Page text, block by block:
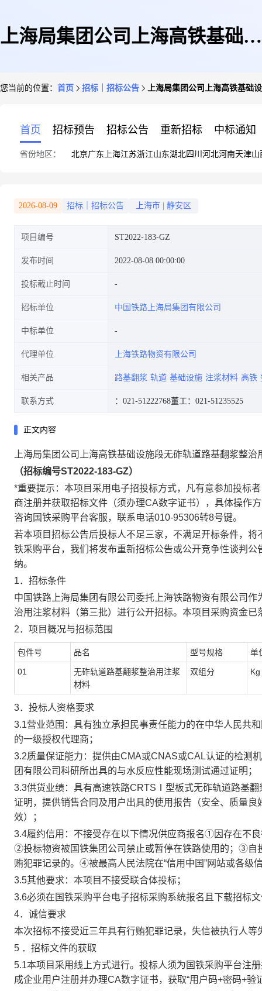
上海局集团公司上海高铁基础设
您当前的位置： 首页 招标｜招标公告 上海局集团公司上海高铁基础
首页 招标预告 招标公告 重新招标 中标通知
省份地区： 北京广东 上海江苏浙江山东湖北四川 河北河南天津山
2026-08-09 招标｜招标公告 上海市 静安区
项目编号 ST2022-183-GZ
发布时间 2022-08-08 00:00:00
投标截止时间
招标单位 中国铁路上海局集团有限公司
中标单位
代理单位 上海铁路物资有限公司
相关产品 路基翻浆 轨道 基础设施 注浆材料 高铁
联系方式 ：021-51222768董工：021-51235525
正文内容
上海局集团公司上海高铁基础设施段无砟轨道路基翻浆整
（招标编号ST2022-183-GZ）
*重要提示：本项目采用电子招投标方式，凡有意参加投标
商注册并获取招标文件 （须办理CA数字证书），具体操作
咨询国铁采购平台客服，联系电话010-95306转8号键。
若本项目招标公告后投标人不足三家，不满足开标条件，
铁采购平台，我们将发布重新招标公告或公开竞争性谈判公
纳。
1．招标条件
中国铁路上海局集团有限公司委托上海铁路物资有限公司作
治用注浆材料（第三批） 进行公开招标。本项目采购资金
2．项目概况与招标范围
包件号 品名 型号规格 单
01
无砟轨道路基翻浆整治用注浆
材料
双组分 Kg
3．投标人资格要求
3.1营业范围： 具有独立承担民事责任能力的在中华人民共
的一级授权代理商；
3.2质量保证能力 ：提供由CMA或CNAS或CAL认证的检测
团有限公司科研所出具的与水反应性能现场测试通过证明；
3.3供货业绩：具有高速铁路CRTS Ⅰ型板式无砟轨道路基
证明， 提供销售合同及用户出具的使用报告 （安全、质量良
效）
；
3.4履约信用：不接受存在以下情况供应商报名①因存在不良
②投标物资被国铁集团公司禁止或暂停在铁路使用的；③自
贿犯罪记录的。 ④被最高人民法院在“信用中国”网站或各级
3.5其他要求：本项目不接受联合体投标；
3.6必须在国铁采购平台电子招标采购系统报名且 下载招标
4．诚信要求
本次招标不接受近三年具有行贿犯罪记录，失信被执行人
5 ．招标文件的获取
5.1本项目采用线上方式进行。投标人须为国铁采购平台注
成企业用户注册并办理CA数字证书，获取“用户码+密码+验